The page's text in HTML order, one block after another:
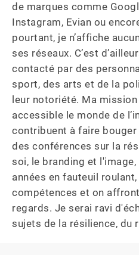
de marques comme
Instagram, Evian ou
pourtant, je n’affiche
ses réseaux. C’est
contacté par des
sport, des arts et de la
leur notoriété. Ma
accessible le monde de
contribuent à faire
des conférences sur la
soi, le branding et
années en fauteuil
compétences et on
regards. Je serai ravi
sujets de la résilience, du